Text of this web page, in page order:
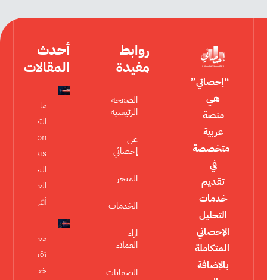
“إحصائي”
هي
منصة
عربية
متخصصة
في
تقديم
خدمات
التحليل
الإحصائي
المتكاملة
بالإضافة
روابط
مفيدة
الصفحة
الرئيسية
عن
إحصائي
المتجر
الخدمات
اراء
العملاء
الضمانات
أحدث
المقالات
ما هو تحليل
التعديل
Moderation
البحث
العلمي؟
أقرأ المزيد »
معايير
تقييم
خطة